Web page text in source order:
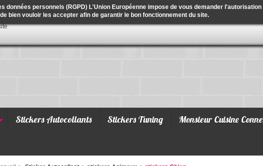
Stickers Autocollants Stickers Tuning Monsieur Cuisine
données personnels (RGPD) L'Union Européenne impose de vous demander
bien vouloir les accepter afin de garantir le bon fonctionnement du site.